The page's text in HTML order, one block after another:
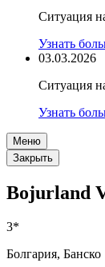
Ситуация
Узнать
03.03.2026
Ситуация
Узнать
Меню
Закрыть
Bojurland
3*
Болгария, Банско